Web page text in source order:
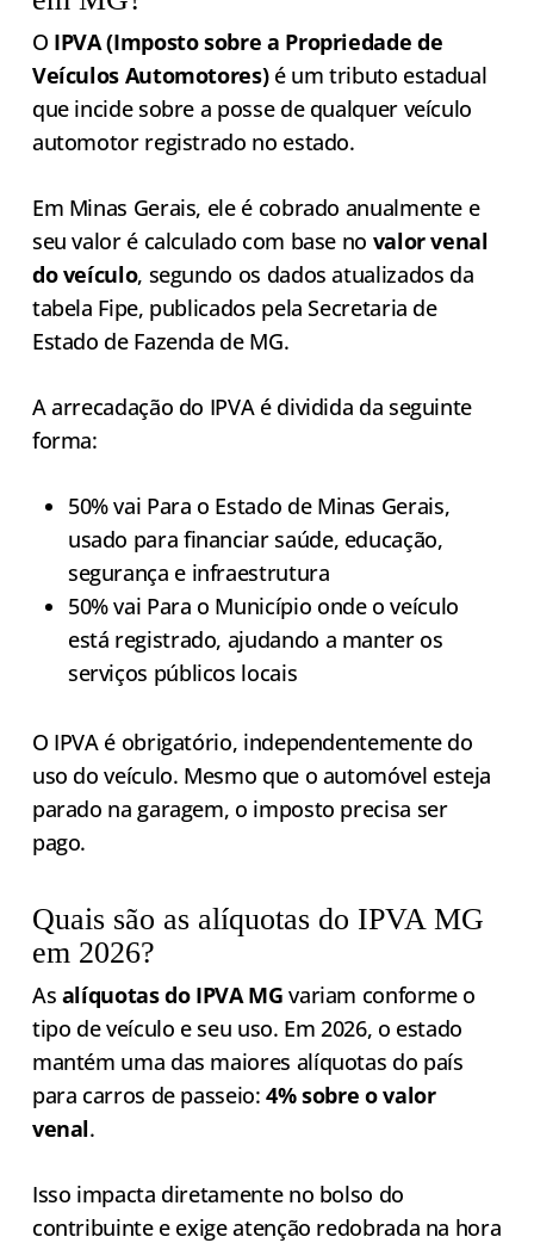
O IPVA (Imposto sobre a Propriedade de
Veículos Automotores)é um tributo estadual
que incide sobre a posse de qualquer veículo
automotor registrado no estado.
Em Minas Gerais, ele é cobrado anualmente e
seu valor é calculado com base no valor venal
do veículo, segundo os dados atualizados da
tabela Fipe, publicados pela Secretaria de
Estado de Fazenda de MG.
A arrecadação do IPVA é dividida da seguinte
forma:
50% vai Para o Estado de Minas Gerais,
usado para financiar saúde, educação,
segurança e infraestrutura
50% vai Para o Município onde o veículo
está registrado, ajudando a manter os
serviços públicos locais
O IPVA é obrigatório, independentemente do
uso do veículo. Mesmo que o automóvel esteja
parado na garagem, o imposto precisa ser
pago.
Quais são as alíquotas do IPVA MG
em 2026?
As alíquotas do IPVA MG variam conforme o
tipo de veículo e seu uso. Em 2026, o estado
mantém uma das maiores alíquotas do país
para carros de passeio:4% sobre o valor
venal.
Isso impacta diretamente no bolso do
contribuinte e exige atenção redobrada na hora